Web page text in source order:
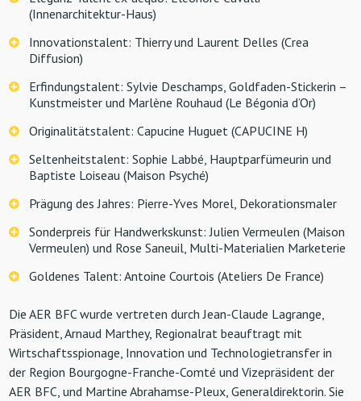
(Innenarchitektur-Haus)
Innovationstalent: Thierry und Laurent Delles (Crea
Diffusion)
Erfindungstalent: Sylvie Deschamps, Goldfaden-Stickerin –
Kunstmeister und Marlène Rouhaud (Le Bégonia d’Or)
Originalitätstalent: Capucine Huguet (CAPUCINE H)
Seltenheitstalent: Sophie Labbé, Hauptparfümeurin und
Baptiste Loiseau (Maison Psyché)
Prägung des Jahres: Pierre-Yves Morel, Dekorationsmaler
Sonderpreis für Handwerkskunst: Julien Vermeulen (Maison
Vermeulen) und Rose Saneuil, Multi-Materialien Marketerie
Goldenes Talent: Antoine Courtois (Ateliers De France)
Die AER BFC wurde vertreten durch Jean-Claude Lagrange,
Präsident, Arnaud Marthey, Regionalrat beauftragt mit
Wirtschaftsspionage, Innovation und Technologietransfer in
der Region Bourgogne-Franche-Comté und Vizepräsident der
AER BFC, und Martine Abrahamse-Pleux, Generaldirektorin. Sie